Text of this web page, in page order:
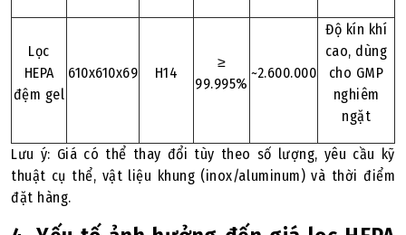
Lọc
HEPA
đệm gel
610x610x69 H14
≥
99.995%
~2.600.000
Độ kín khí
cao, dùng
cho GMP
nghiêm
ngặt
Lưu ý: Giá có thể thay đổi tùy theo số lượng, yêu cầu kỹ
thuật cụ thể, vật liệu khung (inox/aluminum) và thời điểm
đặt hàng.